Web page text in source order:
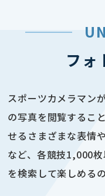
フォ
スポーツカメラマン
の写真を閲覧するこ
せるさまざまな表情
など、各競技1,000
を検索して楽しめる